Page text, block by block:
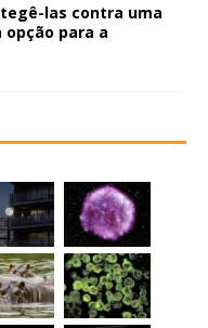
las contra uma
para a